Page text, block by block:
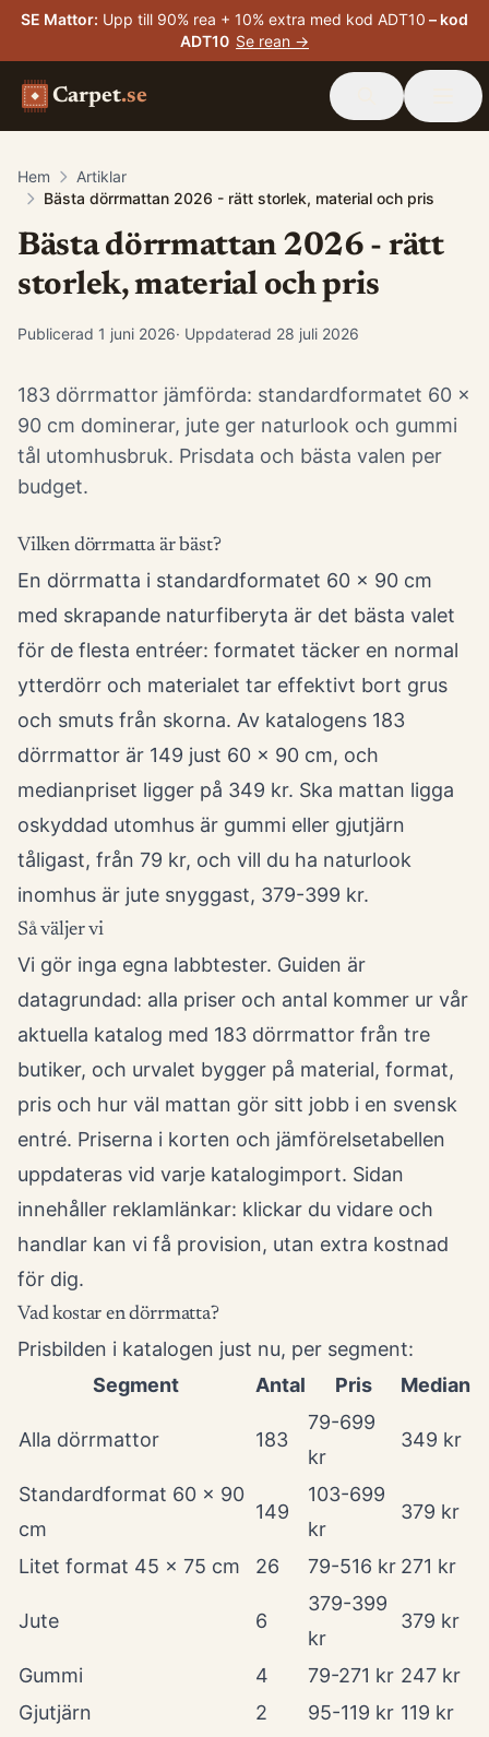
SE Mattor: Upp till 90% rea + 10% extra med kod ADT10 – kod
ADT10 Se rean →
Carpet.se
Hem
Artiklar
Bästa dörrmattan 2026 - rätt storlek, material och pris
Bästa dörrmattan 2026 - rätt
storlek, material och pris
Publicerad 1 juni 2026· Uppdaterad 28 juli 2026
183 dörrmattor jämförda: standardformatet 60 x
90 cm dominerar, jute ger naturlook och gummi
tål utomhusbruk. Prisdata och bästa valen per
budget.
Vilken dörrmatta är bäst?
En dörrmatta i standardformatet 60 x 90 cm
med skrapande naturfiberyta är det bästa valet
för de flesta entréer: formatet täcker en normal
ytterdörr och materialet tar effektivt bort grus
och smuts från skorna. Av katalogens 183
dörrmattor är 149 just 60 x 90 cm, och
medianpriset ligger på 349 kr. Ska mattan ligga
oskyddad utomhus är gummi eller gjutjärn
tåligast, från 79 kr, och vill du ha naturlook
inomhus är jute snyggast, 379-399 kr.
Så väljer vi
Vi gör inga egna labbtester. Guiden är
datagrundad: alla priser och antal kommer ur vår
aktuella katalog med 183 dörrmattor från tre
butiker, och urvalet bygger på material, format,
pris och hur väl mattan gör sitt jobb i en svensk
entré. Priserna i korten och jämförelsetabellen
uppdateras vid varje katalogimport. Sidan
innehåller reklamlänkar: klickar du vidare och
handlar kan vi få provision, utan extra kostnad
för dig.
Vad kostar en dörrmatta?
Prisbilden i katalogen just nu, per segment:
Segment
Antal Pris Median
Alla dörrmattor 183
79-699
kr
349 kr
Standardformat 60 x 90
cm
149
103-699
kr
379 kr
Litet format 45 x 75 cm 26 79-516 kr 271 kr
Jute 6
379-399
kr
379 kr
Gummi 4 79-271 kr 247 kr
Gjutjärn
2 95-119 kr 119 kr